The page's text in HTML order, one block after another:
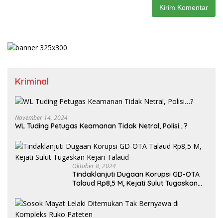
Kriminal
November 14, 2024
WL Tuding Petugas Keamanan Tidak Netral, Polisi…?
Oktober 8, 2024
Tindaklanjuti Dugaan Korupsi GD-OTA
Talaud Rp8,5 M, Kejati Sulut Tugaskan